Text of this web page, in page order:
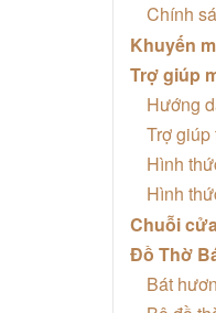
Chính
Khuyến
Trợ giúp
Hướng
Trợ giúp
Hình
Hình
Chuỗi
Đồ Thờ
Bát